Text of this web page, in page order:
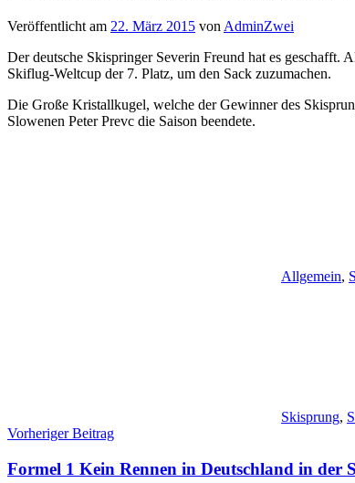
Veröffentlicht am 22. März 2015 von AdminZwei
Der deutsche Skispringer Severin Freund hat es geschafft.
Skiflug-Weltcup der 7. Platz, um den Sack zuzumachen.
Die Große Kristallkugel, welche der Gewinner des
Slowenen Peter Prevc die Saison beendete.
Allgemein,
Skisprung,
Beitragsnavigation
Vorheriger Beitrag
Formel 1 Kein Rennen in Deutschland in der